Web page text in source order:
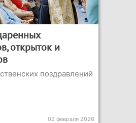
открыток и
поздравлений
02 февраля 2026